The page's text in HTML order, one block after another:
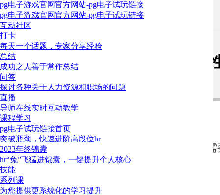
pg电子游戏官网官方网站-pg电子试玩链接
pg电子游戏官网官方网站-pg电子试玩链接
互动社区
打卡
每天一个话题，专家分享经验
总结
成功之人善于常作总结
问答
探讨各种关于人力资源和职场的问题
直播
导师在线实时互动教学
课程学习
pg电子试玩链接首页
突破瓶颈，快速进阶高段位hr
2023年终锦囊
hr“兔”飞猛进锦囊，一键提升个人核心
技能
系列课
为您提供更系统化的学习提升
三茅问答
楼主
公司法人未交社保，如何一次
网官方网站
mentir
2
公司法人为股东聘请的职业经理人，11年-14年为副总经理，
今未缴纳五险，现其本人想一次性补缴以往年限的养老保险，
1、咨询了仲裁院，仲裁员告知因为其为单位法人，未办过此
2、不能成功补缴，是否可以公司补偿，这个补偿金额标准自
我们希望了解您擅长的领域，把内容推荐给更多需